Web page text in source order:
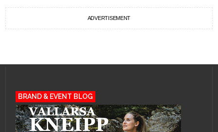
ADVERTISEMENT
BRAND & EVENT BLOG